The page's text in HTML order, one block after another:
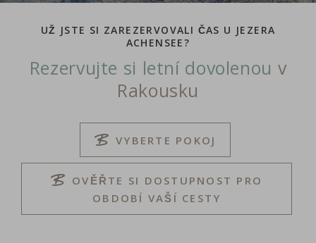
UŽ JSTE SI ZAREZERVOVALI ČAS U JEZERA
ACHENSEE?
Rezervujte si letní dovolenou v
Rakousku
VYBERTE POKOJ
OVĚŘTE SI DOSTUPNOST PRO
OBDOBÍ VAŠÍ CESTY